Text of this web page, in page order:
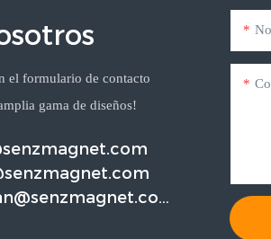
el formulario de contacto
gama de diseños!